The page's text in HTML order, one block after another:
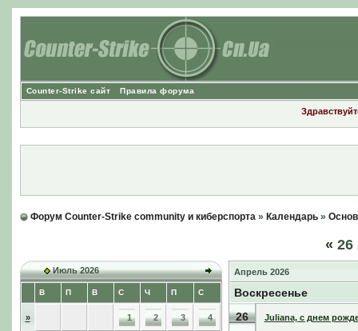
Counter-Strike сайт Правила форума
Форум Counter-Strike community и киберспорта» Календарь»
« 26
Июль 2026
В П В С Ч П С
» 1 2 3 4
Апрель 2026
Воскресенье
26
Juliana, с днем